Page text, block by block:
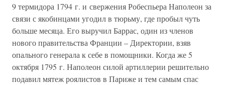
9 термидора 1794 г. и свержения Робеспьера Наполеон за
связи с якобинцами угодил в тюрьму, где пробыл чуть
больше месяца. Его выручил Баррас, один из членов
нового правительства Франции – Директории, взяв
опального генерала к себе в помощники. Когда же 5
октября 1795 г. Наполеон силой артиллерии решительно
подавил мятеж роялистов в Париже и тем самым спас